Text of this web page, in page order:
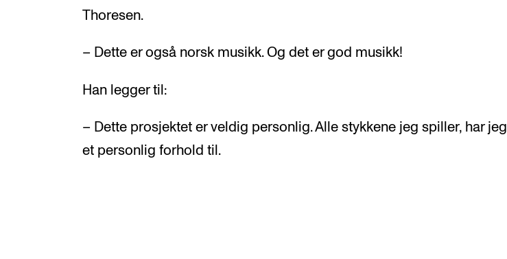
Thoresen.
– Dette er også norsk musikk. Og det er god musikk!
Han legger til:
– Dette prosjektet er veldig personlig. Alle stykkene jeg spiller, har jeg
et personlig forhold til.